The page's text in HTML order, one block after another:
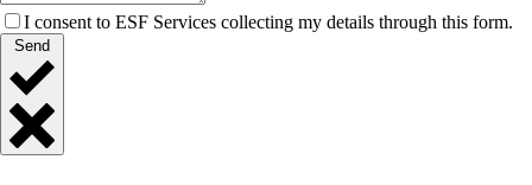
I consent to ESF Services collecting my details through this form.
Send